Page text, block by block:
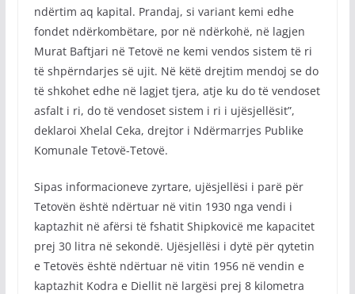
ndërtim aq kapital. Prandaj, si variant kemi edhe
fondet ndërkombëtare, por në ndërkohë, në lagjen
Murat Baftjari në Tetovë ne kemi vendos sistem të ri
të shpërndarjes së ujit. Në këtë drejtim mendoj se do
të shkohet edhe në lagjet tjera, atje ku do të vendoset
asfalt i ri, do të vendoset sistem i ri i ujësjellësit”,
deklaroi Xhelal Ceka, drejtor i Ndërmarrjes Publike
Komunale Tetovë-Tetovë.
Sipas informacioneve zyrtare, ujësjellësi i parë për
Tetovën është ndërtuar në vitin 1930 nga vendi i
kaptazhit në afërsi të fshatit Shipkovicë me kapacitet
prej 30 litra në sekondë. Ujësjellësi i dytë për qytetin
e Tetovës është ndërtuar në vitin 1956 në vendin e
kaptazhit Kodra e Diellit në largësi prej 8 kilometra